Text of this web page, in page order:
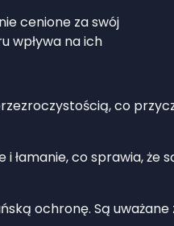
cenione za swój
wpływa na ich
co
łamanie, co sprawia, że
ochronę. Są